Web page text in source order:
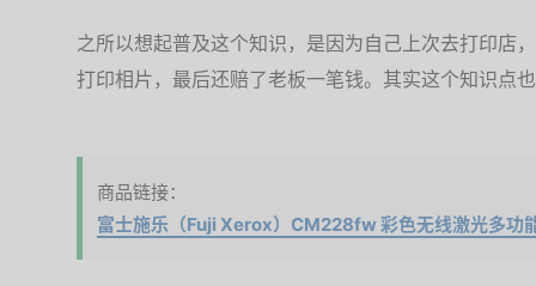
之所以想起普及这个知识，是因为自己上次去打印店
打印相片，最后还赔了老板一笔钱。其实这个知识点
商品链接：
富士施乐（Fuji Xerox）CM228fw 彩色无线激光多功